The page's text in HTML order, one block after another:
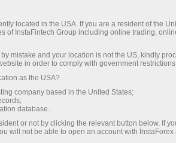
(%)
21:59
/ / 4 years | Actual Forecast Previous|
Data not found
located in the USA. If you are a resident of the
of InstaFintech Group including online trading,
mistake and your location is not the US, kindly
in order to comply with government
as the USA?
company based in the United States;
database.
or not by clicking the relevant button below. If
will not be able to open an account with InstaForex